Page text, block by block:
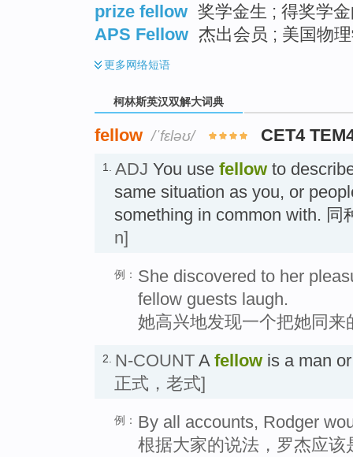
prize fellow 奖学金生 ; 得奖学
APS Fellow 杰出会员 ; 美国物
更多网络短语
柯林斯英汉双解大词典
fellow /ˈfɛləʊ/ CET4
1. ADJ You use fellow to
same situation as you, or
something in common with.
n]
例： She discovered to her
fellow guests laugh.
她高兴地发现一个把她同来
2. N-COUNT A fellow is a man
正式，老式]
例： By all accounts, Rodger
根据大家的说法，罗杰应该